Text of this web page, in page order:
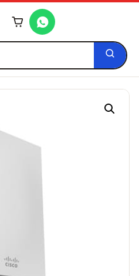
Tu carrito está vacío